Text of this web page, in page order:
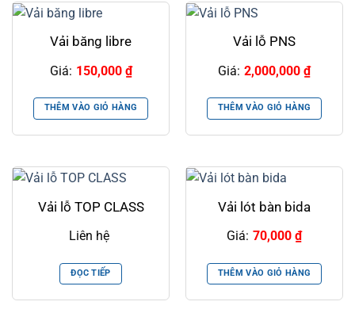
Vải băng libre
Giá: 150,000 ₫
THÊM VÀO GIỎ HÀNG
Vải lỗ PNS
Giá: 2,000,000 ₫
THÊM VÀO GIỎ HÀNG
Vải lỗ TOP CLASS
Liên hệ
ĐỌC TIẾP
Vải lót bàn bida
Giá: 70,000 ₫
THÊM VÀO GIỎ HÀNG